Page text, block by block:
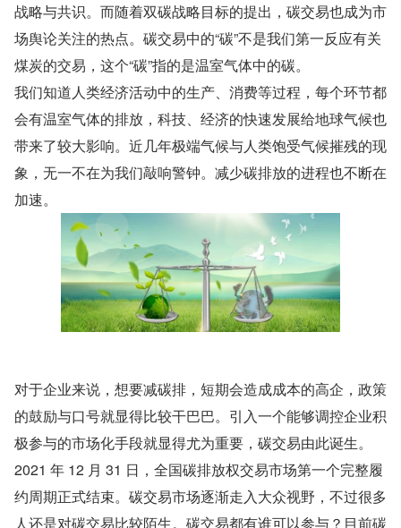
战略与共识。而随着双碳战略目标的提出，碳交易也成为市
场舆论关注的热点。碳交易中的“碳”不是我们第一反应有关
煤炭的交易，这个“碳”指的是温室气体中的碳。
我们知道人类经济活动中的生产、消费等过程，每个环节都
会有温室气体的排放，科技、经济的快速发展给地球气候也
带来了较大影响。近几年极端气候与人类饱受气候摧残的现
象，无一不在为我们敲响警钟。减少碳排放的进程也不断在
加速。
对于企业来说，想要减碳排，短期会造成成本的高企，政策
的鼓励与口号就显得比较干巴巴。引入一个能够调控企业积
极参与的市场化手段就显得尤为重要，碳交易由此诞生。
2021 年 12 月 31 日，全国碳排放权交易市场第一个完整履
约周期正式结束。碳交易市场逐渐走入大众视野，不过很多
人还是对碳交易比较陌生。碳交易都有谁可以参与？目前碳